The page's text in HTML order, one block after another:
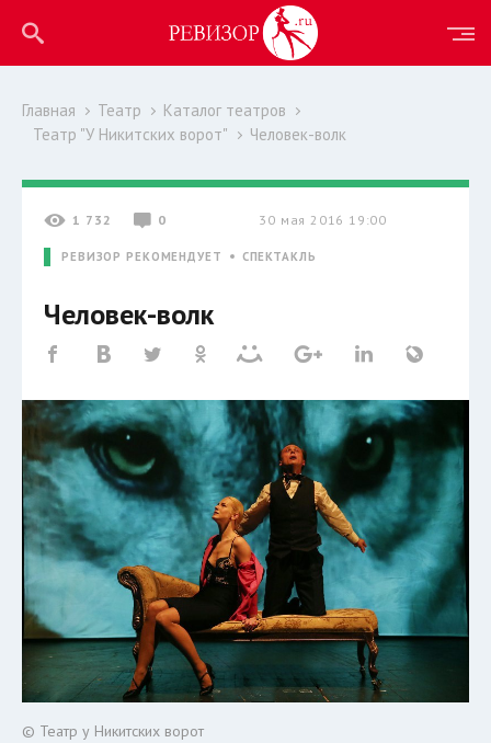
Главная Театр
Каталог театров
Театр "У Никитских ворот"
Человек-волк
1 732 0 30 мая 2016 19:00
РЕВИЗОР РЕКОМЕНДУЕТ СПЕКТАКЛЬ
Человек-волк
© Театр у Никитских ворот